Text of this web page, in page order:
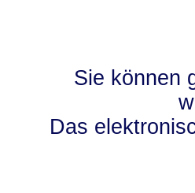
Sie können
Das